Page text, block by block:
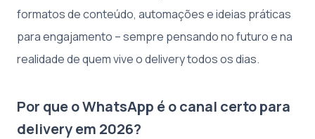
formatos de conteúdo, automações e ideias práticas
para engajamento – sempre pensando no futuro e na
realidade de quem vive o delivery todos os dias.
Por que o WhatsApp é o canal certo para
delivery em 2026?